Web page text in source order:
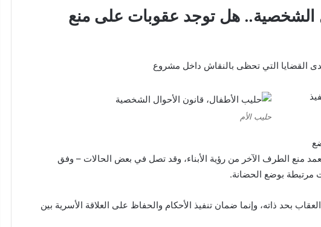
الشخصية.. هل توجد عقوبات على منع
القضايا التي تحظى بالنقاش داخل مشروع
حليب الأم
منع الطرف الآخر من رؤية الأبناء، وقد تصل في بعض الحالات – وفق
مرتبطة بوضع الحضانة.
بحد ذاته، وإنما ضمان تنفيذ الأحكام والحفاظ على العلاقة الأسرية بين